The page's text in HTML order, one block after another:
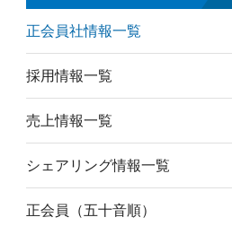
正会員社情報一覧
採用情報一覧
売上情報一覧
シェアリング情報一覧
正会員（五十音順）